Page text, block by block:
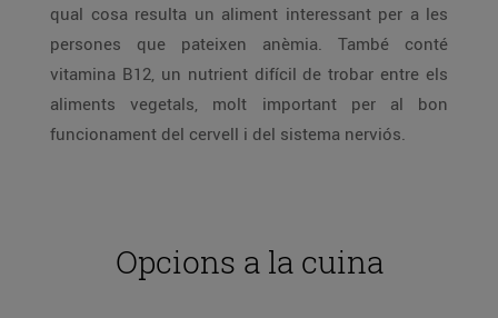
qual cosa resulta un aliment interessant per a les
persones que pateixen anèmia. També conté
vitamina B12, un nutrient difícil de trobar entre els
aliments vegetals, molt important per al bon
funcionament del cervell i del sistema nerviós.
Opcions a la cuina